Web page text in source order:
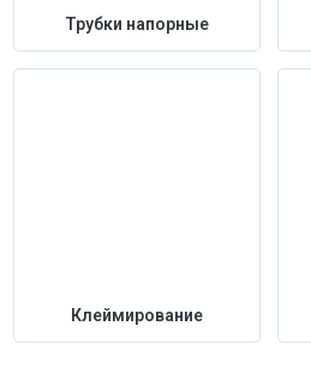
Трубки напорные
Клеймирование